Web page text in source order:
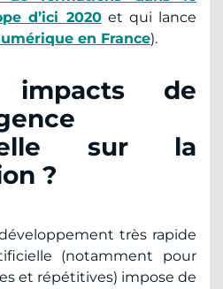
d’ici 2020et qui lance
en France).
impacts de
sur la
?
très rapide
(notamment pour
et répétitives) impose de